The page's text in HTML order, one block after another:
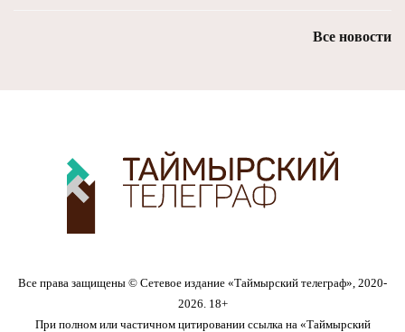
Все новости
Все права защищены © Сетевое издание «Таймырский телеграф», 2020-
2026. 18+
При полном или частичном цитировании ссылка на «Таймырский